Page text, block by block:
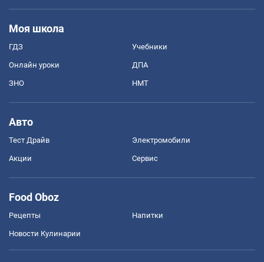
Моя школа
ГДЗ Учебники
Онлайн уроки ДПА
ЗНО НМТ
Авто
Тест Драйв Электромобили
Акции Сервис
Food Oboz
Рецепты Напитки
Новости Кулинарии